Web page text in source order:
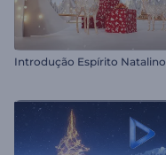
Introdução Espírito Natalino